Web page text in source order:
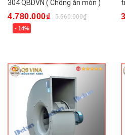
304 QBDVN ( Chống ăn mòn )
4.780.000₫ 5.560.000₫
- 14%